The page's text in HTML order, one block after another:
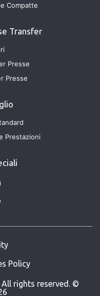
Compatte
Transfer
Presse
Presse
Prestazioni
Policy
All rights reserved. ©